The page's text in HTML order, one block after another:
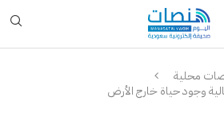
محلية
وجود حياة خارج الأرض